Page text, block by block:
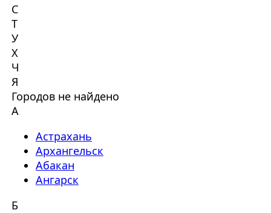
С
Т
У
Х
Ч
Я
Городов не найдено
А
Астрахань
Архангельск
Абакан
Ангарск
Б